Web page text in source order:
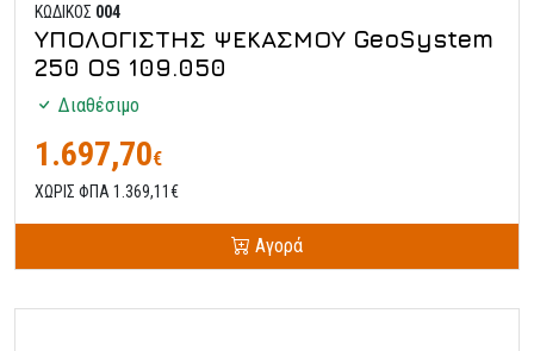
ΚΩΔΙΚΟΣ 004
ΥΠΟΛΟΓΙΣΤΗΣ ΨΕΚΑΣΜΟΥ GeoSystem
250 OS 109.050
Διαθέσιμο
1.697,70€
ΧΩΡΙΣ ΦΠΑ 1.369,11€
Αγορά